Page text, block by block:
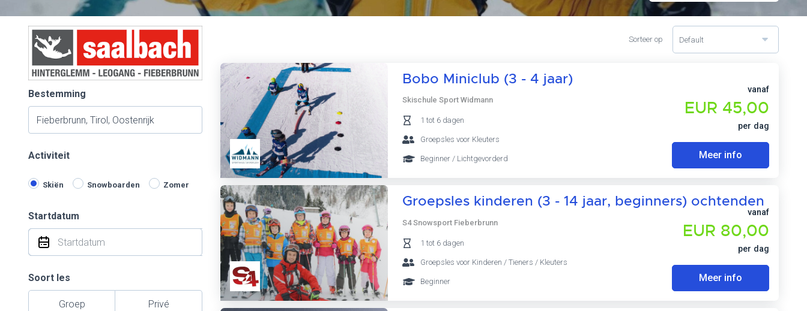
Bestemming
Activiteit
Skiën Snowboarden Zomer
Startdatum
Soort les
Groep Privé
Sorteer op Default
Bobo Miniclub (3 - 4 jaar)
Skischule Sport Widmann
1 tot 6 dagen
Groepsles voor Kleuters
Beginner / Lichtgevorderd
vanaf
EUR 45,00
per dag
Meer info
Groepsles kinderen (3 - 14 jaar, beginners) ochtenden
S4 Snowsport Fieberbrunn
1 tot 6 dagen
Groepsles voor Kinderen / Tieners / Kleuters
Beginner
vanaf
EUR 80,00
per dag
Meer info